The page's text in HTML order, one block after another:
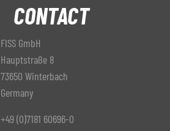
CONTACT
FISS GmbH
Hauptstraße 8
73650 Winterbach
Germany
+49 (0)7181 60696-0